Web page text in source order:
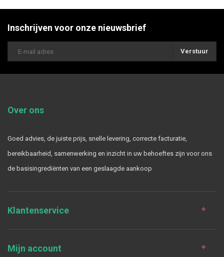
Inschrijven voor onze nieuwsbrief
Verstuur
Over ons
Goed advies, de juiste prijs, snelle levering, correcte facturatie,
bereikbaarheid, samenwerking en inzicht in uw behoeftes zijn voor ons
de basisingrediënten van een geslaagde aankoop
Klantenservice
Mijn account